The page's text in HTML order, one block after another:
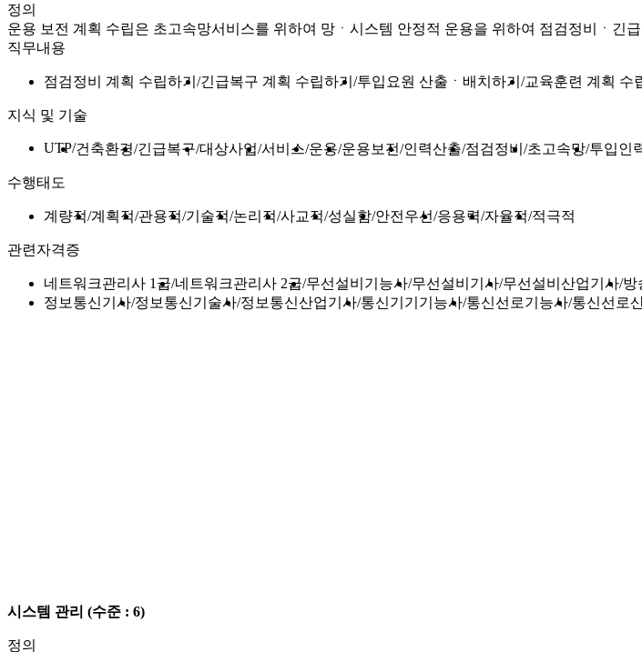
정의
운용 보전 계획 수립은 초고속망서비스를 위하여 망ㆍ시스템 안정적 운용을 위하여 점검정비ㆍ긴
직무내용
점검정비 계획 수립하기 긴급복구 계획 수립하기 투입요원 산출ㆍ배치하기 교육훈련 계획 수
지식 및 기술
UTP 건축환경 긴급복구 대상사업 서비스 운용 운용보전 인력산출 점검정비 초고속망 투입인
수행태도
계량적 계획적 관용적 기술적 논리적 사교적 성실함 안전우선 응용력 자율적 적극적
관련자격증
네트워크관리사 1급 네트워크관리사 2급 무선설비기능사 무선설비기사 무선설비산업기사 방
정보통신기사 정보통신기술사 정보통신산업기사 통신기기기능사 통신선로기능사 통신선로
시스템 관리 (수준 : 6)
정의